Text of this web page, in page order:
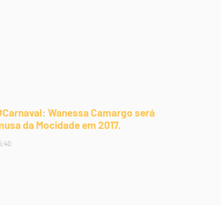
Wanessa Camargo será
da Mocidade em 2017.